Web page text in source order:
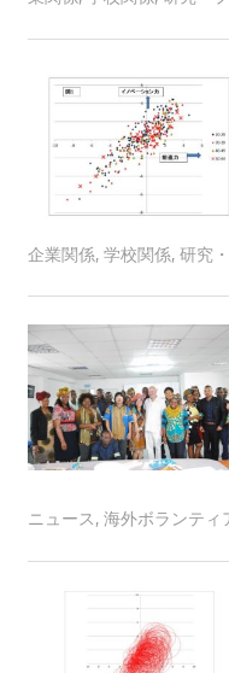
企業関係, 学校関係, 研究
ニュース, 海外ボランティ